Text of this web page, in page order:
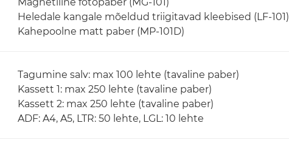
Heledale kangale mõeldud triigitavad kleebised (LF-101)
Kahepoolne matt paber (MP-101D)
Tagumine salv: max 100 lehte (tavaline paber)
Kassett 1: max 250 lehte (tavaline paber)
Kassett 2: max 250 lehte (tavaline paber)
ADF: A4, A5, LTR: 50 lehte, LGL: 10 lehte